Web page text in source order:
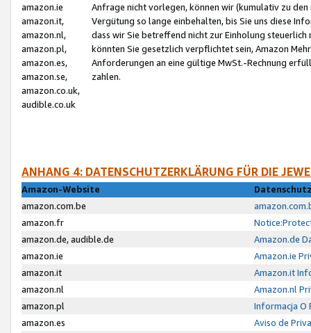
amazon.ie
amazon.it,
amazon.nl,
amazon.pl,
amazon.es,
amazon.se,
amazon.co.uk,
audible.co.uk
Anfrage nicht vorlegen, können wir (kumulativ zu
Vergütung so lange einbehalten, bis Sie uns diese
dass wir Sie betreffend nicht zur Einholung
könnten Sie gesetzlich verpflichtet sein, Amazon
Anforderungen an eine gültige MwSt.-Rechnung
zahlen.
ANHANG 4: DATENSCHUTZERKLÄRUNG FÜR DIE
Amazon-Website
amazon.com.be
amazon.fr
amazon.de, audible.de
Amazon.de
amazon.ie
Amazon.ie
amazon.it
Amazon.it
amazon.nl
Amazon.nl
amazon.pl
Informacja O
amazon.es
Aviso de